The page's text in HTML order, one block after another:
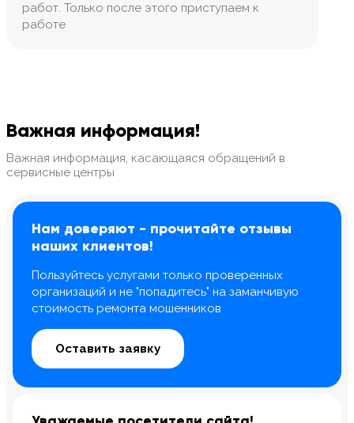
работ. Только после этого приступаем к
работе
Важная информация!
Важная информация, касающаяся обращений в
сервисные центры
Нам доверяют - прочитайте отзывы
наших клиентов!
Пользуйтесь услугами только проверенных
организаций и не "попадитесь" на заманчивую
стоимость ремонта мошенников
Оставить заявку
м. Технологический инс-т
м. Технологический инс-т